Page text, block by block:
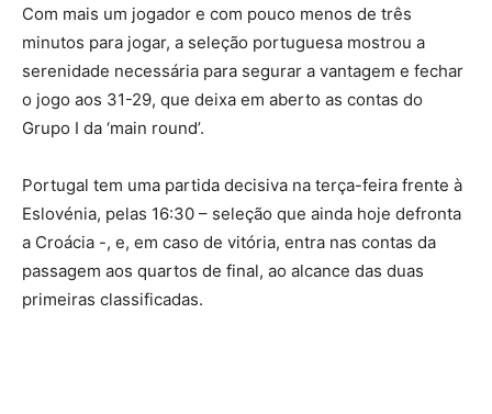
Com mais um jogador e com pouco menos de três
minutos para jogar, a seleção portuguesa mostrou a
serenidade necessária para segurar a vantagem e fechar
o jogo aos 31-29, que deixa em aberto as contas do
Grupo I da ‘main round’.
Portugal tem uma partida decisiva na terça-feira frente à
Eslovénia, pelas 16:30 – seleção que ainda hoje defronta
a Croácia -, e, em caso de vitória, entra nas contas da
passagem aos quartos de final, ao alcance das duas
primeiras classificadas.